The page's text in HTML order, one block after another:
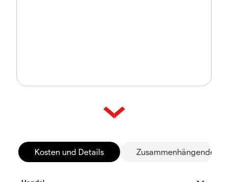
Kosten und Details Zusammenhängende